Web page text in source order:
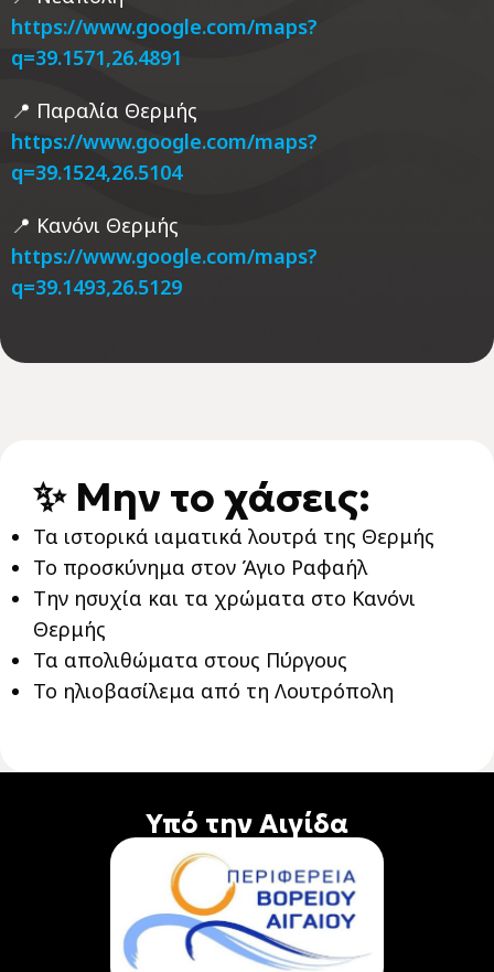
https://www.google.com/maps?
q=39.1571,26.4891
📍 Παραλία Θερμής
https://www.google.com/maps?
q=39.1524,26.5104
📍 Κανόνι Θερμής
https://www.google.com/maps?
q=39.1493,26.5129
✨ Μην το χάσεις:
Τα ιστορικά ιαματικά λουτρά της Θερμής
Το προσκύνημα στον Άγιο Ραφαήλ
Την ησυχία και τα χρώματα στο Κανόνι
Θερμής
Τα απολιθώματα στους Πύργους
Το ηλιοβασίλεμα από τη Λουτρόπολη
Υπό την Αιγίδα